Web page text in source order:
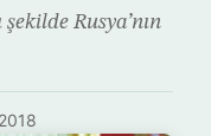
Rusya’nın